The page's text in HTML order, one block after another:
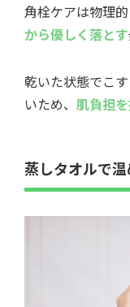
角栓ケアは物理的
から優しく落とす
乾いた状態でこ
いため、 肌負担
蒸しタオルで